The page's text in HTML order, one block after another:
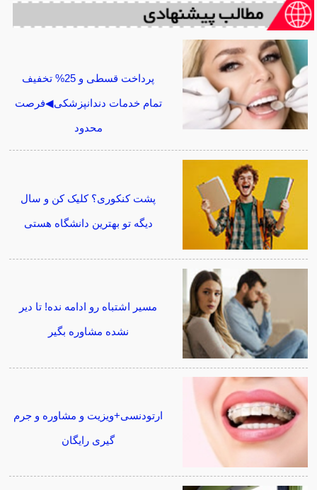
پرداخت قسطی و 25% تخفیف
تمام خدمات دندانپزشکی◀فرصت
محدود
پشت کنکوری؟ کلیک کن و سال
دیگه تو بهترین دانشگاه هستی
مسیر اشتباه رو ادامه نده! تا دیر
نشده مشاوره بگیر
ارتودنسی+ویزیت و مشاوره و جرم
گیری رایگان